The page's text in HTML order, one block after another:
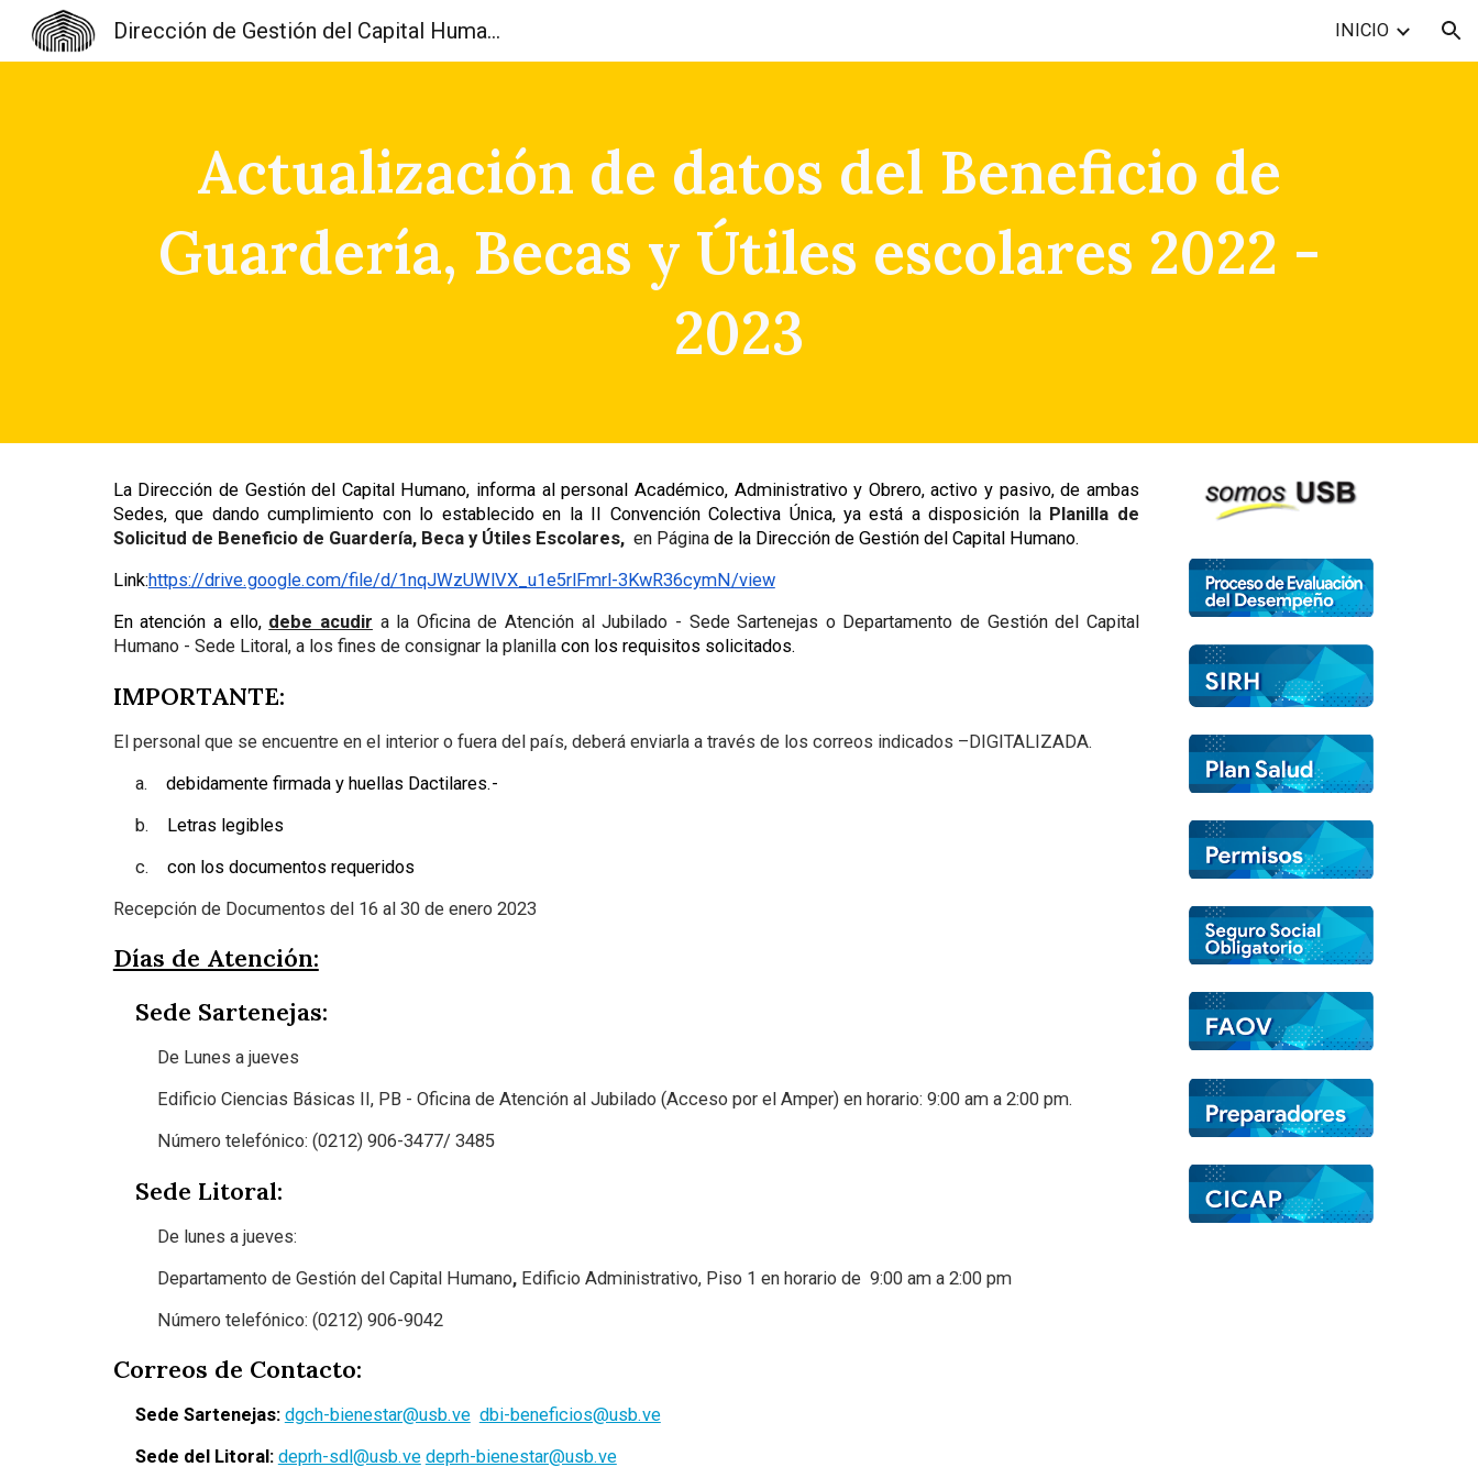
Skip to main content
Dirección de Gestión del Capital Humano INICIO
Actualización de datos del Beneficio de
Guardería, Becas y Útiles escolares 2022 -
2023
La Dirección de Gestión del Capital Humano, informa al personal Académico, Administrativo y Obrero, activo y pasivo, de ambas
Sedes, que dando cumplimiento con lo establecido en la II Convención Colectiva Única, ya está a disposición la Planilla de
Solicitud de Beneficio de Guardería, Beca y Útiles Escolares, en Página de la Dirección de Gestión del Capital Humano.
Link:https://drive.google.com/file/d/1nqJWzUWlVX_u1e5rlFmrl-3KwR36cymN/view
En atención a ello, debe acudir a la Oficina de Atención al Jubilado - Sede Sartenejas o Departamento de Gestión del Capital
Humano - Sede Litoral, a los fines de consignar la planilla con los requisitos solicitados.
IMPORTANTE:
El personal que se encuentre en el interior o fuera del país, deberá enviarla a través de los correos indicados –DIGITALIZADA.
a.
debidamente firmada y huellas Dactilares.-
b.
Letras legibles
c.
con los documentos requeridos
Recepción de Documentos del 16 al 30 de enero 2023
Días de Atención:
Sede Sartenejas:
De Lunes a jueves
Edificio Ciencias Básicas II, PB - Oficina de Atención al Jubilado (Acceso por el Amper) en horario: 9:00 am a 2:00 pm.
Número telefónico: (0212) 906-3477/ 3485
Sede Litoral:
De lunes a jueves:
Departamento de Gestión del Capital Humano, Edificio Administrativo, Piso 1 en horario de 9:00 am a 2:00 pm
Número telefónico: (0212) 906-9042
Correos de Contacto:
Sede Sartenejas: dgch-bienestar@usb.ve dbi-beneficios@usb.ve
Sede del Litoral: deprh-sdl@usb.ve deprh-bienestar@usb.ve